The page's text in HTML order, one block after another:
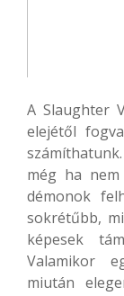
A Slaughter
elejétől
még ha
démonok
sokrétűbb,
képesek
Valamikor
miután